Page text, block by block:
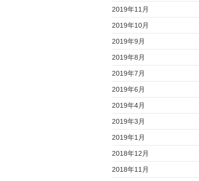
2019年11月
2019年10月
2019年9月
2019年8月
2019年7月
2019年6月
2019年4月
2019年3月
2019年1月
2018年12月
2018年11月